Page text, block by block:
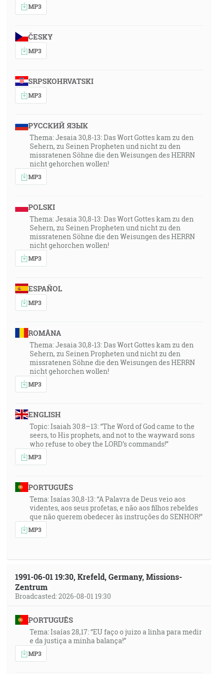
MP3
ČESKY
MP3
SRPSKOHRVATSKI
MP3
РУССКИЙ ЯЗЫК
Thema: Jesaia 30,8-13: Das Wort Gottes kam zu den
Sehern, zu Seinen Propheten und nicht zu den
missratenen Söhne die den Weisungen des HERRN
nicht gehorchen wollen!
MP3
POLSKI
Thema: Jesaia 30,8-13: Das Wort Gottes kam zu den
Sehern, zu Seinen Propheten und nicht zu den
missratenen Söhne die den Weisungen des HERRN
nicht gehorchen wollen!
MP3
ESPAÑOL
MP3
ROMÂNA
Thema: Jesaia 30,8-13: Das Wort Gottes kam zu den
Sehern, zu Seinen Propheten und nicht zu den
missratenen Söhne die den Weisungen des HERRN
nicht gehorchen wollen!
MP3
ENGLISH
Topic: Isaiah 30:8–13: “The Word of God came to the
seers, to His prophets, and not to the wayward sons
who refuse to obey the LORD’s commands!”
MP3
PORTUGUÊS
Tema: Isaías 30,8-13: “A Palavra de Deus veio aos
videntes, aos seus profetas, e não aos filhos rebeldes
que não querem obedecer às instruções do SENHOR!”
MP3
1991-06-01 19:30, Krefeld, Germany, Missions-
Zentrum
Broadcasted: 2026-08-01 19:30
PORTUGUÊS
Tema: Isaías 28,17: “EU faço o juizo a linha para medir
e da justiça a minha balança!”
MP3